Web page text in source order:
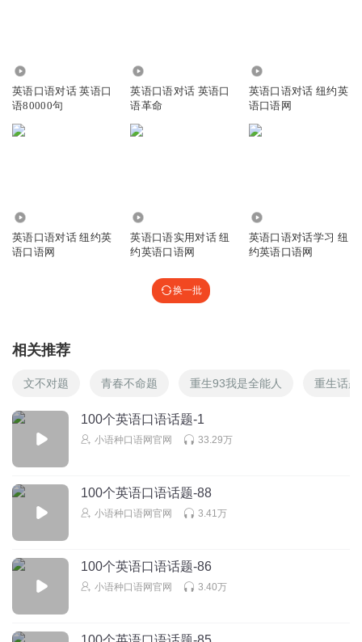
英语口语对话 英语口
语80000句
英语口语对话 英语口
语革命
英语口语对话 纽约英
语口语网
英语口语对话 纽约英
语口语网
英语口语实用对话 纽
约英语口语网
英语口语对话学习 纽
约英语口语网
换一批
相关推荐
文不对题 青春不命题 重生93我是全能人 重生话题
100个英语口语话题-1
小语种口语网官网 33.29万
100个英语口语话题-88
小语种口语网官网 3.41万
100个英语口语话题-86
小语种口语网官网 3.40万